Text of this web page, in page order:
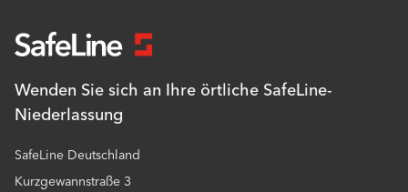
Wenden Sie sich an Ihre örtliche SafeLine-
Niederlassung
SafeLine Deutschland
Kurzgewannstraße 3